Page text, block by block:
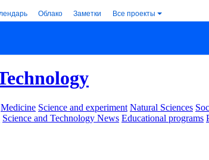
Облако Заметки Все проекты
Medicine Science and experiment Natural Sciences
Science and Technology News Educational programs